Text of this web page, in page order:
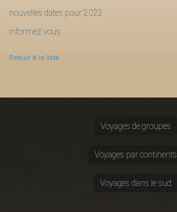
nouvelles dates pour 2022
informez vous
Retour à la liste
Voyages de groupes
Voyages par continents
Voyages dans le sud